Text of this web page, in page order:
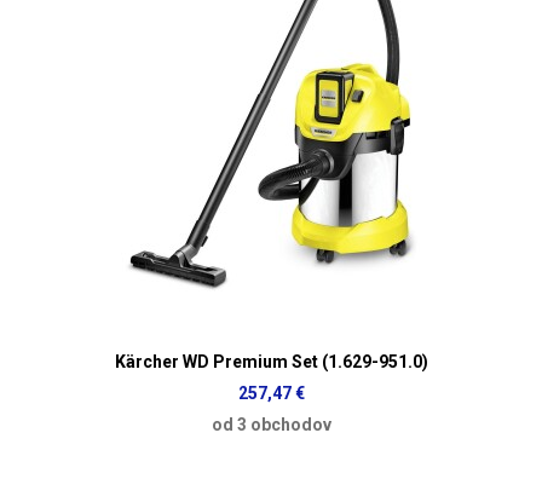
Kärcher WD Premium Set (1.629-951.0)
257,47 €
od 3 obchodov